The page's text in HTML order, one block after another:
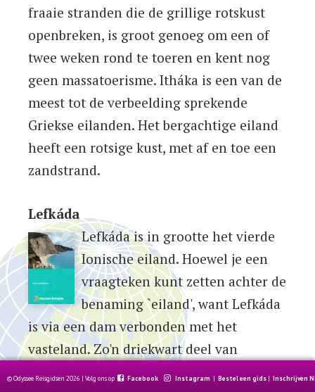
fraaie stranden die de grillige rotskust
openbreken, is groot genoeg om een of
twee weken rond te toeren en kent nog
geen massatoerisme. Itháka is een van de
meest tot de verbeelding sprekende
Griekse eilanden. Het bergachtige eiland
heeft een rotsige kust, met af en toe een
zandstrand.
Lefkáda
Lefkáda is in grootte het vierde
Ionische eiland. Hoewel je een
vraagteken kunt zetten achter de
benaming `eiland', want Lefkáda
is via een dam verbonden met het
vasteland. Zo'n driekwart deel van
Lefkáda is bedekt met bergen. Het eiland
© Odyssee Reisgidsen 2026 | Volg ons op Facebook Instagram | Bestel een gids | Inschrijven